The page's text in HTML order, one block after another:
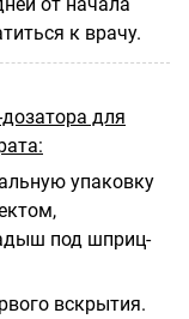
к врачу.
для
упаковку
под шприц-
вскрытия.